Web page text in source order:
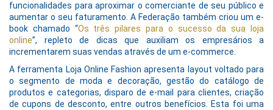
funcionalidades para aproximar o comerciante de seu público e
aumentar o seu faturamento. A Federação também criou um e-
book chamado “Os três pilares para o sucesso da sua loja
online”, repleto de dicas que auxiliam os empresários a
incrementarem suas vendas através de um e-commerce.
A ferramenta Loja Online Fashion apresenta layout voltado para
o segmento de moda e decoração, gestão do catálogo de
produtos e categorias, disparo de e-mail para clientes, criação
de cupons de desconto, entre outros benefícios. Esta foi uma